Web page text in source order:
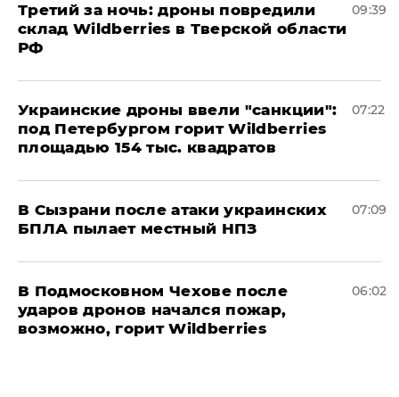
Третий за ночь: дроны повредили
склад Wildberries в Тверской области
РФ
09:39
Украинские дроны ввели "санкции":
под Петербургом горит Wildberries
площадью 154 тыс. квадратов
07:22
В Сызрани после атаки украинских
БПЛА пылает местный НПЗ
07:09
В Подмосковном Чехове после
ударов дронов начался пожар,
возможно, горит Wildberries
06:02